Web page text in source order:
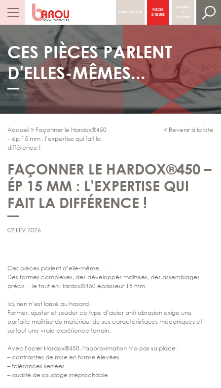
NAVIGATION PRINCIPALEMANUTENTION
PIÈCES
D’USURE
DÉFENSE
ET
SÉCURITÉ
CES PIÈCES PARLENT
D'ELLES-MÊMES...
Accueil> Façonner le Hardox®450
– ép 15 mm : l’expertise qui fait la
différence !
< Revenir à la liste
FAÇONNER LE HARDOX®450 –
ÉP 15 MM : L’EXPERTISE QUI
FAIT LA DIFFÉRENCE !
02 FÉV 2026
Ces pièces parlent d’elle-même…
Des formes complexes, des développés maîtrisés, des assemblages
précis… le tout en Hardox®450 épaisseur 15 mm.
Ici, rien n’est laissé au hasard.
Former, ajuster et souder ce type d’acier anti-abrasion exige une
parfaite maîtrise du matériau, de ses caractéristiques mécaniques et
surtout une vraie expérience terrain.
Avec l’acier Hardox®450, l’approximation n’a pas sa place :
– contraintes de mise en forme élevées
– tolérances serrées
– qualité de soudage irréprochable